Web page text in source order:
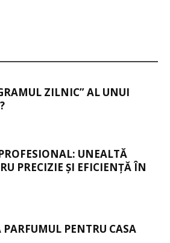
ZILNIC” AL UNUI
UNEALTĂ
PRECIZIE ȘI EFICIENȚĂ ÎN
PARFUMUL PENTRU CASA
DE REVOLTA
A PREVESTIT